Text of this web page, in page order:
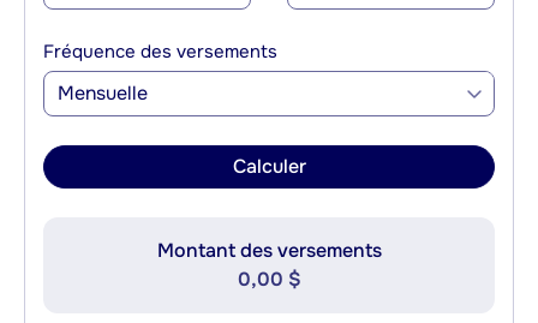
Fréquence des versements
Mensuelle
Calculer
Montant des versements
0,00 $